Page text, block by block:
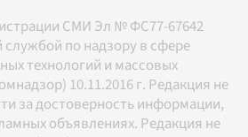
СМИ Эл № ФС77-67642
по надзору в сфере
технологий и массовых
10.11.2016 г. Редакция не
за достоверность информации,
объявлениях. Редакция не